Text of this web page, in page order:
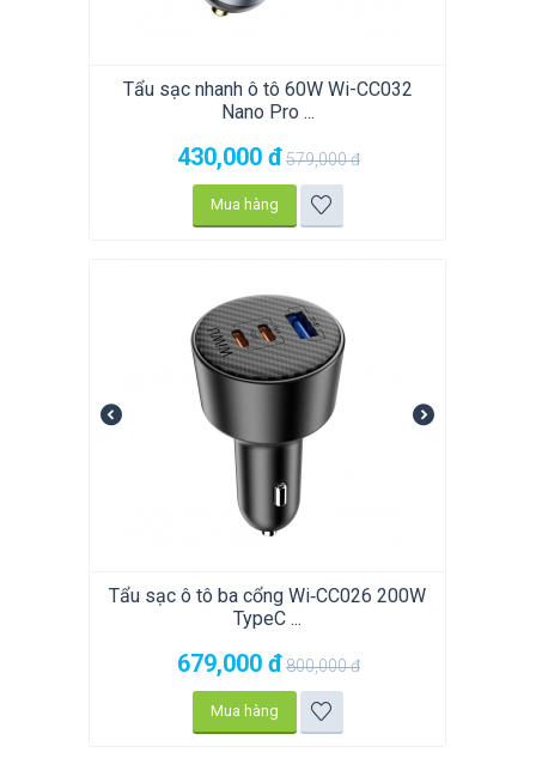
Tẩu sạc nhanh ô tô 60W Wi-CC032
Nano Pro ...
430,000 đ579,000đ
Mua hàng
Tẩu sạc ô tô ba cổng Wi‑CC026 200W
TypeC ...
679,000 đ800,000đ
Mua hàng